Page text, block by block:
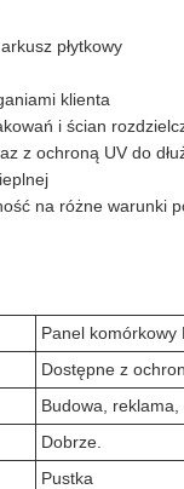
płytkowy
klienta
i ścian
z ochroną UV do
na różne warunki
Panel komórkowy
Dostępne z
Budowa,
Dobrze.
Pustka